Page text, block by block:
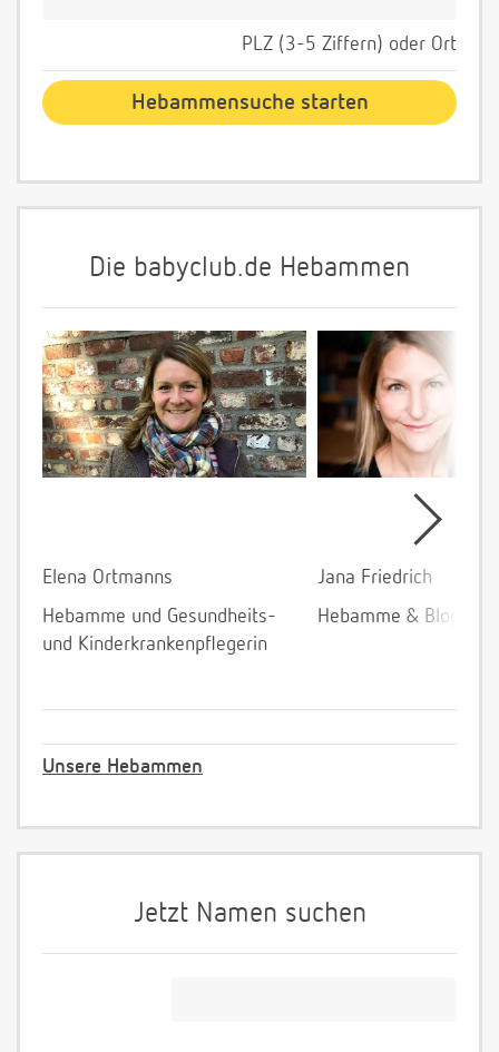
PLZ (3-5 Ziffern) oder Ort
Die babyclub.de Hebammen
Elena Ortmanns
Hebamme und Gesundheits-
und Kinderkrankenpflegerin
Jana Friedrich
Hebamme &
Unsere Hebammen
Jetzt Namen suchen